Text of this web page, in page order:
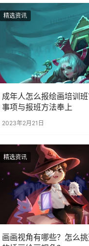
精选资讯
成年人怎么报绘画培训
事项与报班方法奉上
2023年2月21日
精选资讯
画画视角有哪些？怎么